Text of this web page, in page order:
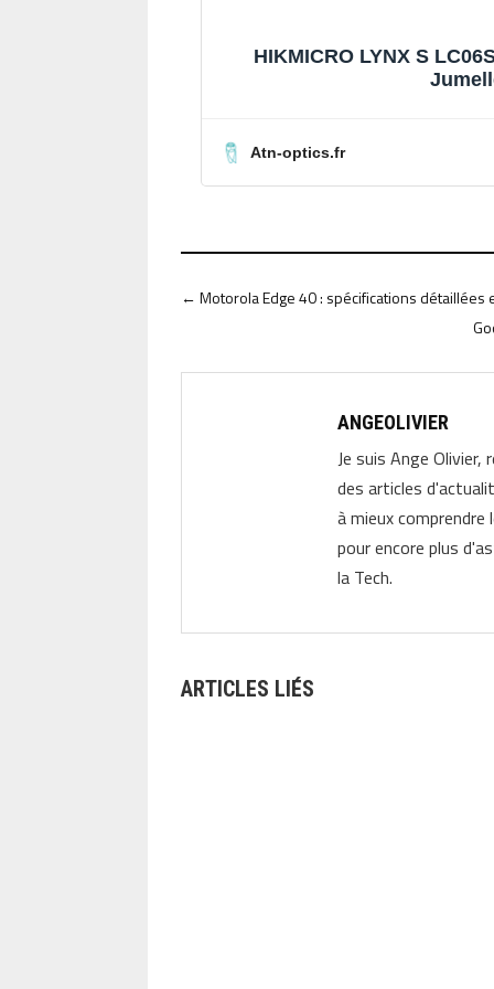
HIKMICRO LYNX S
Atn-optics.fr
←Motorola Edge 40 : spécifications détaillées
ANGEOLIVIER
Je suis Ange Olivier,
des articles
à mieux
pour encore plus
la Tech.
ARTICLES LIÉS